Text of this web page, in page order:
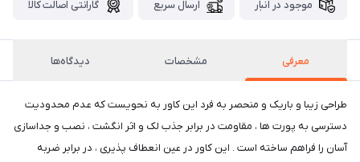
موجود در انبار ارسال سریع گارانتی اصالت کالا
معرفی مشخصات دیدگاه‌ها
طراحی زیبا و باریک و منحصر به فرد این کاور به نحویست که عدم محدودیت
دسترسی به پورت ها ، مقاومت در برابر جذب لک و اثر انگشت ، نصب و جداسازی
آسان را فراهم ساخته است . این کاور در عین انعطاف پذیری ، در برابر ضربه